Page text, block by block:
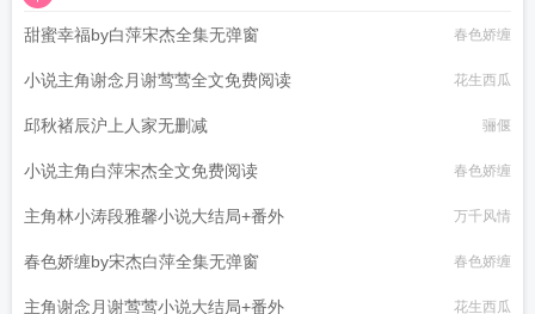
甜蜜幸福by白萍宋杰全集无弹窗 春色娇缠
小说主角谢念月谢莺莺全文免费阅读 花生西瓜
邱秋褚辰沪上人家无删减 骊偃
小说主角白萍宋杰全文免费阅读 春色娇缠
主角林小涛段雅馨小说大结局+番外 万千风情
春色娇缠by宋杰白萍全集无弹窗 春色娇缠
主角谢念月谢莺莺小说大结局+番外 花生西瓜